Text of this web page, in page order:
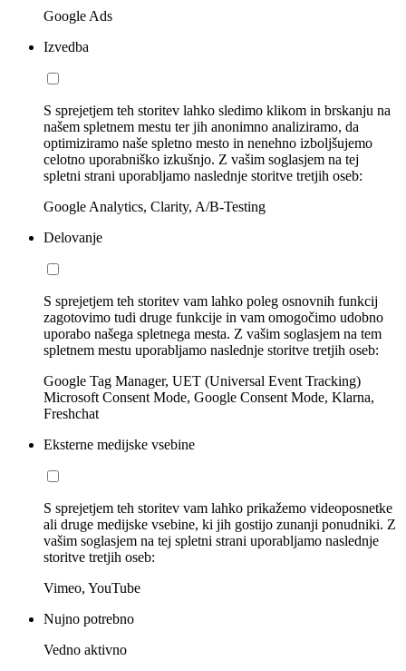
Google Ads
Izvedba
S sprejetjem teh storitev lahko sledimo klikom in brskanju na
našem spletnem mestu ter jih anonimno analiziramo, da
optimiziramo naše spletno mesto in nenehno izboljšujemo
celotno uporabniško izkušnjo. Z vašim soglasjem na tej
spletni strani uporabljamo naslednje storitve tretjih oseb:
Google Analytics, Clarity, A/B-Testing
Delovanje
S sprejetjem teh storitev vam lahko poleg osnovnih funkcij
zagotovimo tudi druge funkcije in vam omogočimo udobno
uporabo našega spletnega mesta. Z vašim soglasjem na tem
spletnem mestu uporabljamo naslednje storitve tretjih oseb:
Google Tag Manager, UET (Universal Event Tracking)
Microsoft Consent Mode, Google Consent Mode, Klarna,
Freshchat
Eksterne medijske vsebine
S sprejetjem teh storitev vam lahko prikažemo videoposnetke
ali druge medijske vsebine, ki jih gostijo zunanji ponudniki. Z
vašim soglasjem na tej spletni strani uporabljamo naslednje
storitve tretjih oseb:
Vimeo, YouTube
Nujno potrebno
Vedno aktivno